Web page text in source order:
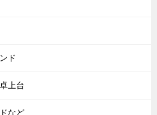
ド
上台
など